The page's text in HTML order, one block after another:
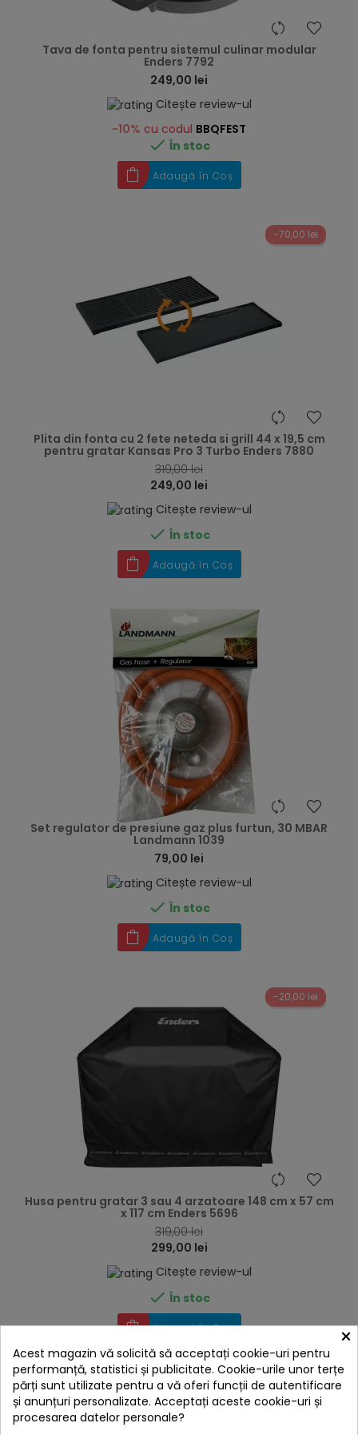
Tava de fonta pentru sistemul culinar modular
Enders 7792
249,00 lei
Citește review-ul
-10% cu codul BBQFEST
 În stoc
Adaugă în Coș
-70,00 lei
Plita din fonta cu 2 fete neteda si grill 44 x 19,5 cm
pentru gratar Kansas Pro 3 Turbo Enders 7880
319,00 lei
249,00 lei
Citește review-ul
 În stoc
Adaugă în Coș
Set regulator de presiune gaz plus furtun, 30 MBAR
Landmann 1039
79,00 lei
Citește review-ul
 În stoc
Adaugă în Coș
-20,00 lei
Husa pentru gratar 3 sau 4 arzatoare 148 cm x 57 cm
x 117 cm Enders 5696
319,00 lei
299,00 lei
Citește review-ul
 În stoc
Adaugă în Coș
-20,00 lei
×
Acest magazin vă solicită să acceptați cookie-uri pentru
performanță, statistici și publicitate. Cookie-urile unor terțe
părți sunt utilizate pentru a vă oferi funcții de autentificare
și anunțuri personalizate. Acceptați aceste cookie-uri și
procesarea datelor personale?